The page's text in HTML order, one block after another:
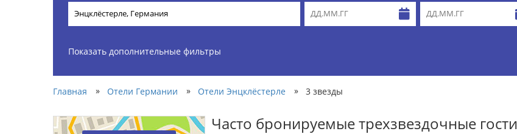
Показать дополнительные фильтры
Главная » Отели Германии » Отели Энцклёстерле » 3 звезды
Часто бронируемые трехзвездочные